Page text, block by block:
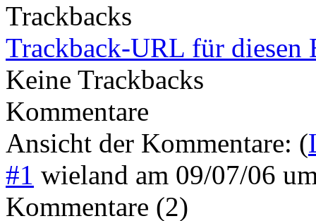
Trackbacks
Trackback-URL für diesen
Keine Trackbacks
Kommentare
Ansicht der Kommentare: (
#1 wieland am 09/07/06
Kommentare (2)